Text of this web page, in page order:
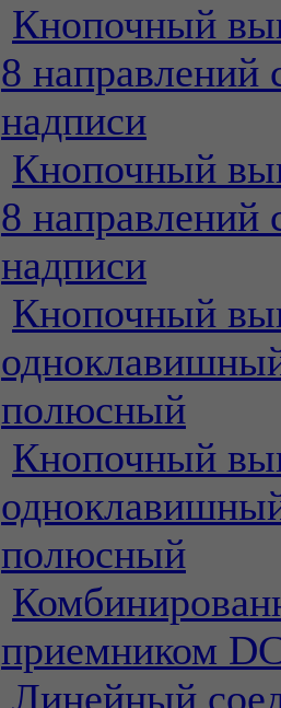
Кнопочный
8 направлений
надписи
Кнопочный
8 направлений
надписи
Кнопочный
полюсный
Кнопочный
полюсный
приемником
Линейный